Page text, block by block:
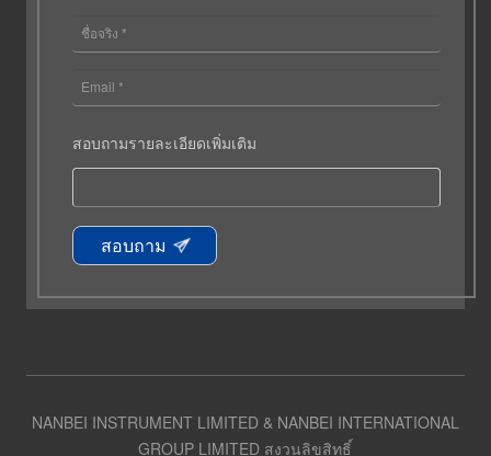
สอบถามรายละเอียดเพิ่มเติม
สอบถาม
NANBEI INSTRUMENT LIMITED & NANBEI INTERNATIONAL
GROUP LIMITED สงวนลิขสิทธิ์